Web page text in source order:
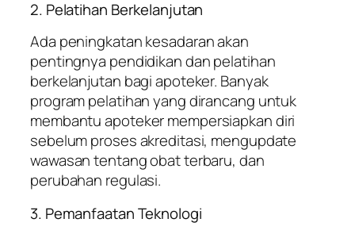
2. Pelatihan Berkelanjutan
Ada peningkatan kesadaran akan
pentingnya pendidikan dan pelatihan
berkelanjutan bagi apoteker. Banyak
program pelatihan yang dirancang untuk
membantu apoteker mempersiapkan diri
sebelum proses akreditasi, mengupdate
wawasan tentang obat terbaru, dan
perubahan regulasi.
3. Pemanfaatan Teknologi